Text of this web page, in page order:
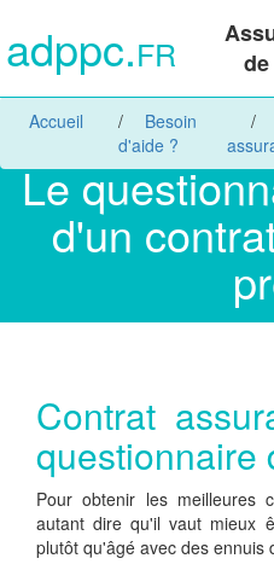
adppc.FR
Accueil
Besoin
d'aide ?
Le
d'un
Contrat
questionnaire
Pour obtenir les meilleures
autant dire qu'il vaut mieux
plutôt qu'âgé avec des ennuis